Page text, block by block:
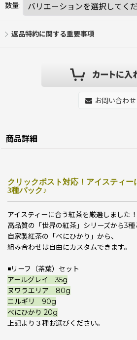
数量:
返品特約に関する重要事項
お問い合わせ
商品詳細
クリックポスト対応！アイスティー
3種パック♪
アイスティーに合う紅茶を厳選しました！
高品質の「世界の紅茶」シリーズから3種
自家製紅茶の「べにひかり」から、
組み合わせは自由にカスタムできます。
◾️リーフ（茶葉）セット
アールグレイ 35g
ヌワラエリア 80g
ニルギリ 90g
べにひかり 20g
上記より３種お選びください。